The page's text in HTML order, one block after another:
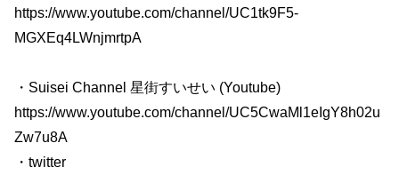
https://www.youtube.com/channel/UC1tk9F5-
MGXEq4LWnjmrtpA
・Suisei Channel 星街すいせい (Youtube)
https://www.youtube.com/channel/UC5CwaMl1eIgY8h02u
Zw7u8A
・twitter